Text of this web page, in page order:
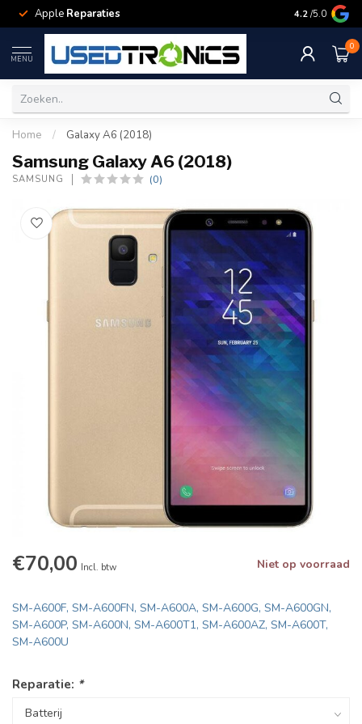
Apple Reparaties Samsung
4.2 /5.0
MENU
0
Home / Galaxy A6 (2018)
Samsung Galaxy A6 (2018)
SAMSUNG (0)
€70,00 Incl. btw Niet op voorraad
SM-A600F, SM-A600FN, SM-A600A, SM-A600G, SM-A600GN,
SM-A600P, SM-A600N, SM-A600T1, SM-A600AZ, SM-A600T,
SM-A600U
Reparatie: *